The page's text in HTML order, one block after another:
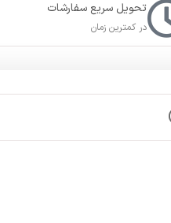
تحویل سریع سفارشات
در کمترین زمان